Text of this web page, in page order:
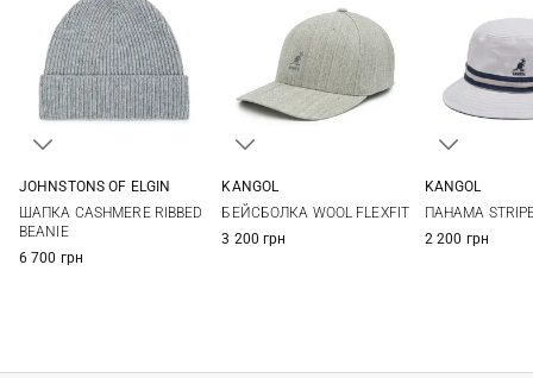
JOHNSTONS OF ELGIN
ШАПКА CASHMERE RIBBED
BEANIE
6 700 грн
KANGOL
БЕЙСБОЛКА WOOL FLEXFIT
3 200 грн
KANGOL
ПАНАМА
2 200 грн